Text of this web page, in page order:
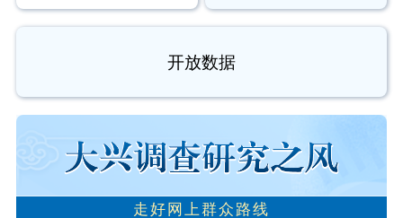
开放数据
走好网上群众路线